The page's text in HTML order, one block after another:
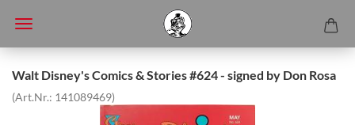
Walt Disney's Comics & Stories #624 - signed by Don Rosa
(Art.Nr.: 141089469)